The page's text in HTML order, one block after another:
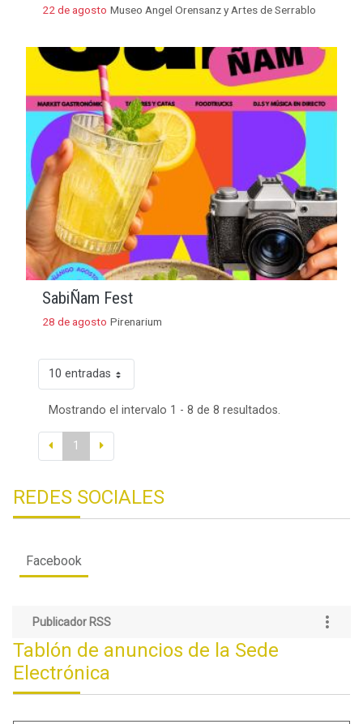
22 de agosto Museo Angel Orensanz y Artes de Serrablo
SabiÑam Fest
28 de agosto Pirenarium
10 entradas
Mostrando el intervalo 1 - 8 de 8 resultados.
1
REDES SOCIALES
Facebook
Publicador RSS
Tablón de anuncios de la Sede
Electrónica